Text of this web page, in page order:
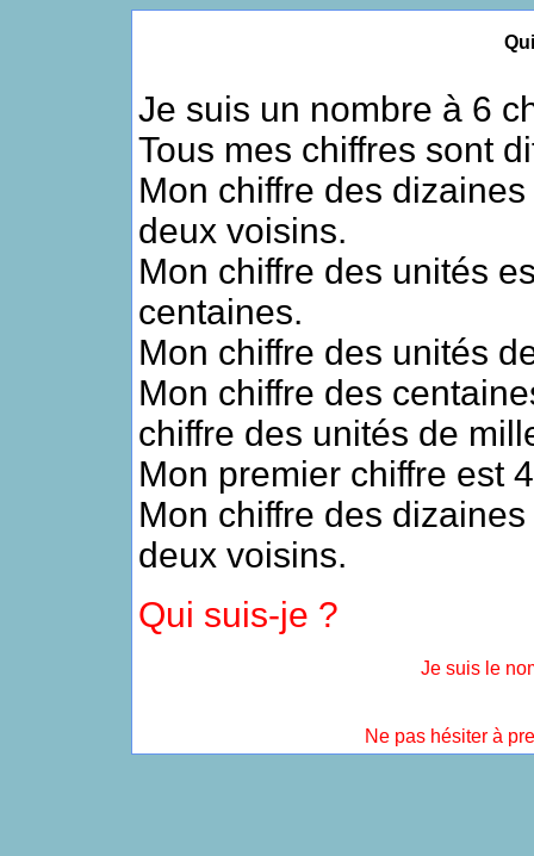
Je suis un nombre à 6
Tous mes chiffres sont
Mon chiffre des
deux voisins.
Mon chiffre des unités
centaines.
Mon chiffre des unités
Mon chiffre des
chiffre des unités de
Mon premier chiffre est
Mon chiffre des
deux voisins.
Qui suis-je ?
Je suis le
Ne pas hésiter à